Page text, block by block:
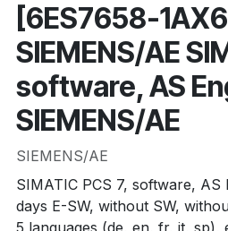
[6ES7658-
SIEMENS/AE
software, AS
SIEMENS/AE
SIEMENS/AE
SIMATIC PCS 7, software, AS
days E-SW, without SW,
5 languages (de, en, fr, it, sp),